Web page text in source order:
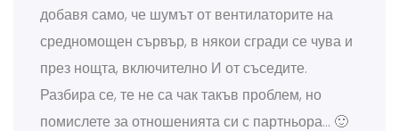
добавя само, че шумът от вентилаторите на
средномощен сървър, в някои сгради се чува и
през нощта, включително И от съседите.
Разбира се, те не са чак такъв проблем, но
помислете за отношенията си с партньора… 🙂